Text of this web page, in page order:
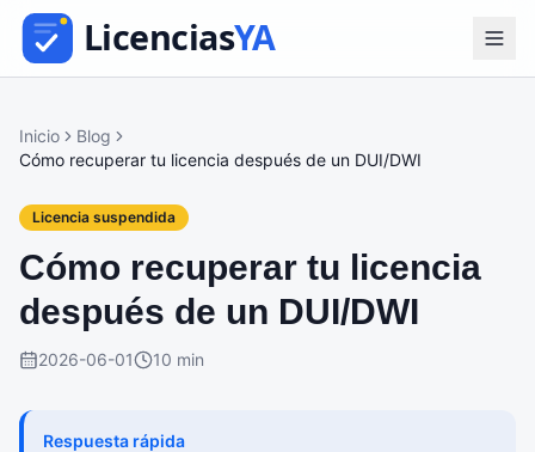
Inicio
Blog
Cómo recuperar tu licencia después de un DUI/DWI
Licencia suspendida
Cómo recuperar tu licencia
después de un DUI/DWI
2026-06-01 10 min
Respuesta rápida